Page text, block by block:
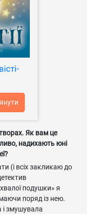
Як вам це
надихають юні
(і всіх закликаю до
подушки» я
поряд із нею.
змушувала